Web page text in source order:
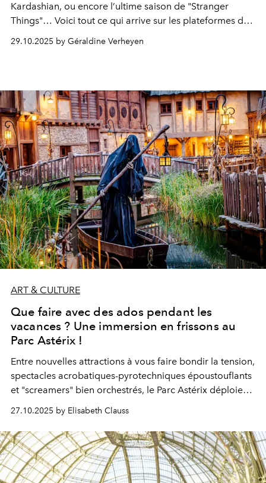
Kardashian, ou encore l’ultime saison de "Stranger
Things"… Voici tout ce qui arrive sur les plateformes de
streaming en novembre 2025.
29.10.2025 by Géraldine Verheyen
ART & CULTURE
Que faire avec des ados pendant les
vacances ? Une immersion en frissons au
Parc Astérix !
Entre nouvelles attractions à vous faire bondir la tension,
spectacles acrobatiques-pyrotechniques époustouflants
et "screamers" bien orchestrés, le Parc Astérix déploie
jusqu’au 11 novembre des animations d’Halloween
trépidantes, délicieusement effrayantes, terrifix.
27.10.2025 by Elisabeth Clauss